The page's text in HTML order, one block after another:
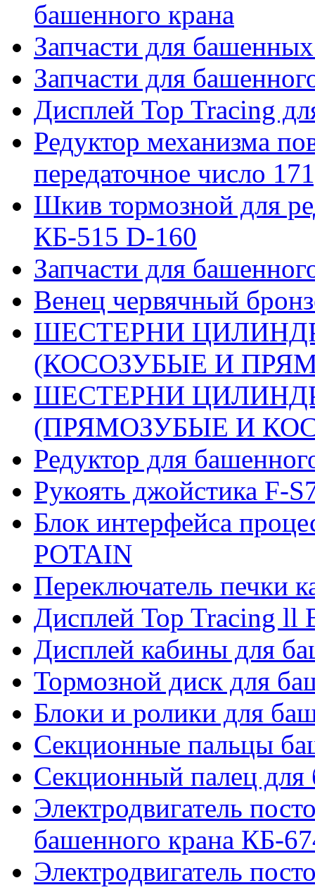
башенного крана
Запчасти для
Запчасти для
Дисплей Top Tracing
Редуктор механизма
передаточное число
Шкив тормозной для
КБ-515 D-160
Запчасти для
Венец червячный
ШЕСТЕРНИ
(КОСОЗУБЫЕ И
ШЕСТЕРНИ
(ПРЯМОЗУБЫЕ И
Редуктор для
Рукоять джойстика F-
Блок интерфейса
POTAIN
Переключатель печки
Дисплей Top Tracing ll
Дисплей кабины для
Тормозной диск для
Блоки и ролики для
Секционные пальцы
Секционный палец
Электродвигатель
башенного крана КБ-
Электродвигатель